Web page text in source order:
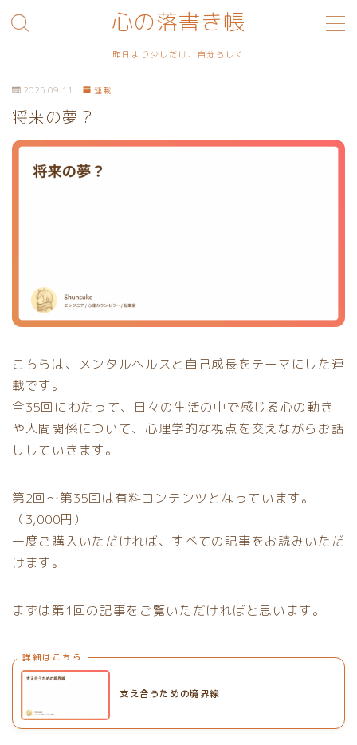
心の落書き帳
昨日より少しだけ、自分らしく
利用規約／特定商取引法に基づく表記
2025.09.11 連載
将来の夢？
こちらは、メンタルヘルスと自己成長をテーマにした連
載です。
全35回にわたって、日々の生活の中で感じる心の動き
や人間関係について、心理学的な視点を交えながらお話
ししていきます。
第2回〜第35回は有料コンテンツとなっています。
（3,000円）
一度ご購入いただければ、すべての記事をお読みいただ
けます。
まずは第1回の記事をご覧いただければと思います。
詳細はこちら
支え合うための境界線